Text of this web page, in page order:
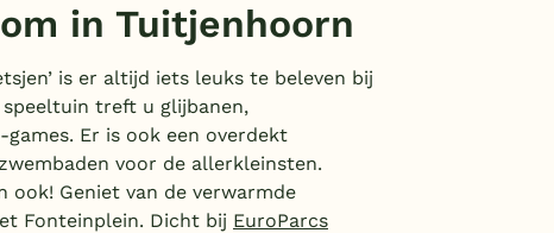
in Tuitjenhoorn
is er altijd iets leuks te beleven bij
speeltuin treft u glijbanen,
Er is ook een overdekt
voor de allerkleinsten.
ook! Geniet van de verwarmde
Fonteinplein. Dicht bij EuroParcs